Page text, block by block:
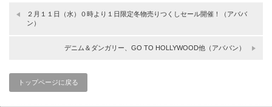
２月１１日（水）０時より１日限定冬物売りつくしセール開催！（アババ
ン）
デニム＆ダンガリー、GO TO HOLLYWOOD他（アババン）
トップページに戻る